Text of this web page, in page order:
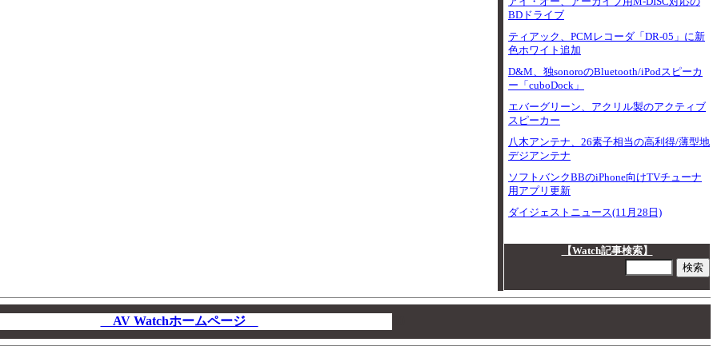
BDドライブ
ティアック、PCMレコーダ「DR-05」に新
色ホワイト追加
D&M、独sonoroのBluetooth/iPodスピーカ
ー「cuboDock」
エバーグリーン、アクリル製のアクティブ
スピーカー
八木アンテナ、26素子相当の高利得/薄型地
デジアンテナ
ソフトバンクBBのiPhone向けTVチューナ
用アプリ更新
ダイジェストニュース(11月28日)
【Watch記事検索】
AV Watchホームページ